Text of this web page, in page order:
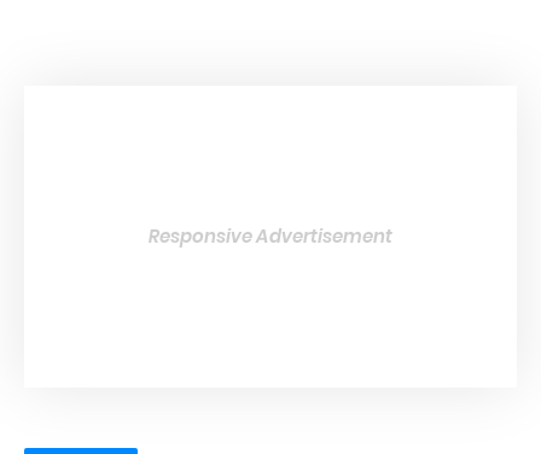
Responsive Advertisement